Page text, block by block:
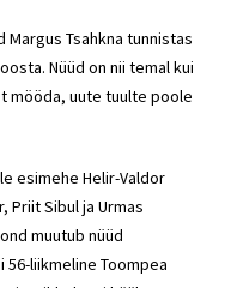
Margus Tsahkna tunnistas
Nüüd on nii temal kui
mööda, uute tuulte poole
esimehe Helir-Valdor
Priit Sibul ja Urmas
muutub nüüd
liikmeline Toompea